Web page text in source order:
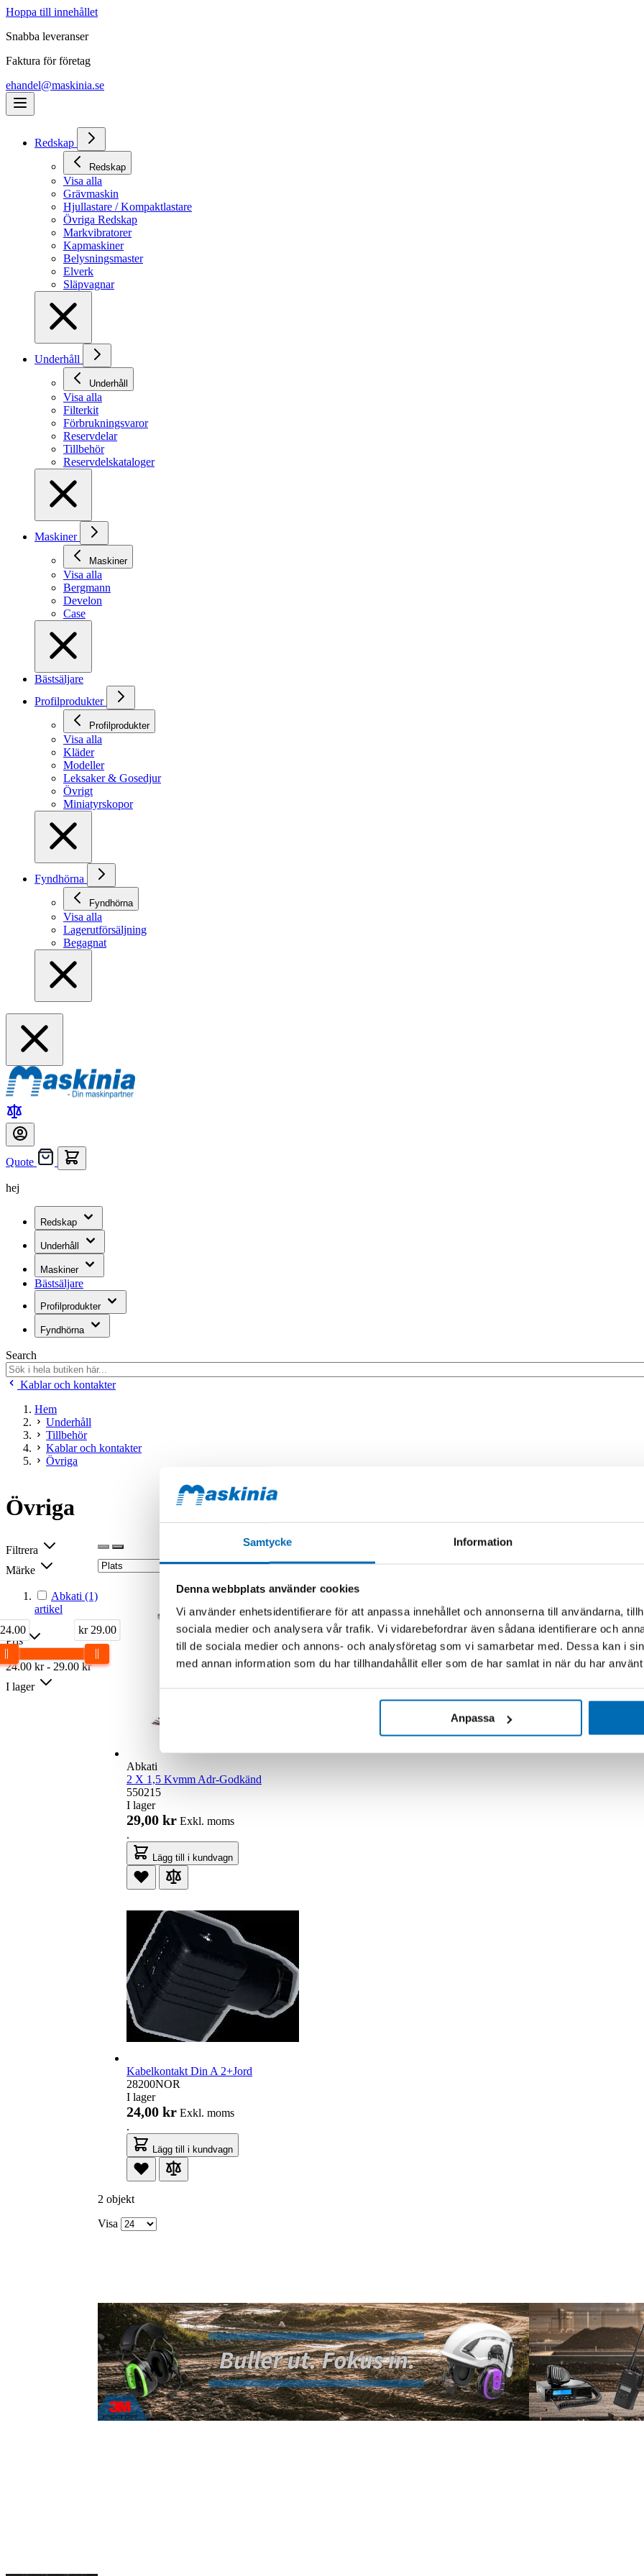
Samtycke Information
Denna webbplats använder cookies
Vi använder enhetsidentifierare för att anpassa innehållet och annonserna till användarna,
sociala medier och analysera vår trafik. Vi vidarebefordrar även sådana identifierare och
till de sociala medier och annons- och analysföretag som vi samarbetar med. Dessa kan i
med annan information som du har tillhandahållit eller som de har samlat in när du har
Anpassa
Hoppa till innehållet
Snabba leveranser
Faktura för företag
ehandel@maskinia.se
Redskap
Redskap
Visa alla
Grävmaskin
Hjullastare / Kompaktlastare
Övriga Redskap
Markvibratorer
Kapmaskiner
Belysningsmaster
Elverk
Släpvagnar
Underhåll
Underhåll
Visa alla
Filterkit
Förbrukningsvaror
Reservdelar
Tillbehör
Reservdelskataloger
Maskiner
Maskiner
Visa alla
Bergmann
Develon
Case
Bästsäljare
Profilprodukter
Profilprodukter
Visa alla
Kläder
Modeller
Leksaker & Gosedjur
Övrigt
Miniatyrskopor
Fyndhörna
Fyndhörna
Visa alla
Lagerutförsäljning
Begagnat
Quote
hej
Redskap
Underhåll
Maskiner
Bästsäljare
Profilprodukter
Fyndhörna
Search
Kablar och kontakter
Hem
Underhåll
Tillbehör
Kablar och kontakter
Övriga
Övriga
Filtrera
Märke
Abkati (1)
artikel
Pris
kr 29.00
24.00 kr - 29.00 kr
I lager
Abkati
2 X 1,5 Kvmm Adr-Godkänd
550215
I lager
29,00 kr Exkl. moms
.
Lägg till i kundvagn
Kabelkontakt Din A 2+Jord
28200NOR
I lager
24,00 kr Exkl. moms
.
Lägg till i kundvagn
2 objekt
Visa